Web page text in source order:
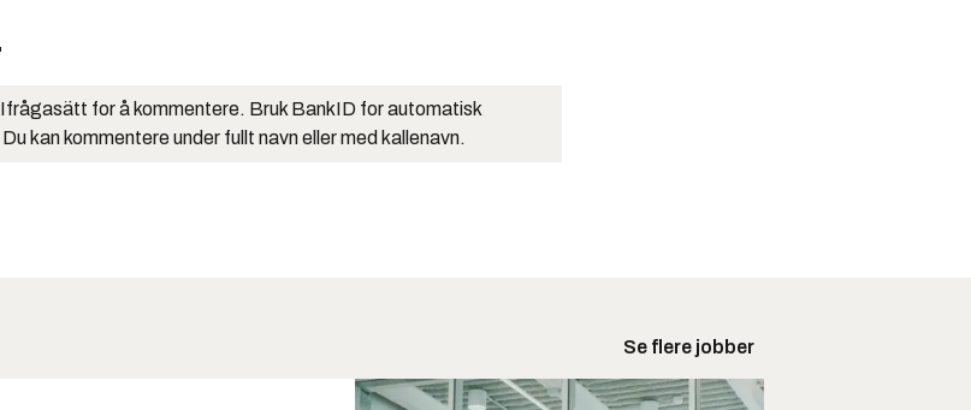
for å kommentere. Bruk BankID for automatisk
kan kommentere under fullt navn eller med kallenavn.
Se flere jobber